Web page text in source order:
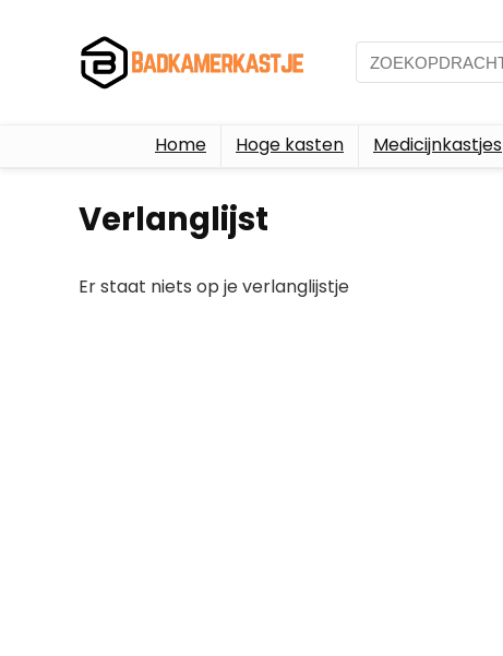
Home Hoge kasten Medicijnkastjes
Verlanglijst
Er staat niets op je verlanglijstje